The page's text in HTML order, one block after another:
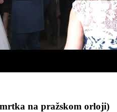
na pražskom orloji)